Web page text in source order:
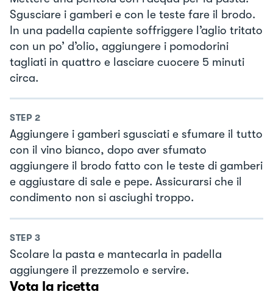
Sgusciare i gamberi e con le teste fare il brodo.
In una padella capiente soffriggere l’aglio tritato
con un po’ d’olio, aggiungere i pomodorini
tagliati in quattro e lasciare cuocere 5 minuti
circa.
STEP 2
Aggiungere i gamberi sgusciati e sfumare il tutto
con il vino bianco, dopo aver sfumato
aggiungere il brodo fatto con le teste di gamberi
e aggiustare di sale e pepe. Assicurarsi che il
condimento non si asciughi troppo.
STEP 3
Scolare la pasta e mantecarla in padella
aggiungere il prezzemolo e servire.
Vota la ricetta